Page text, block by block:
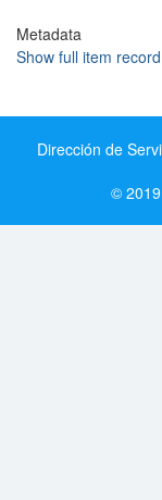
Metadata
Show full item record
Dirección de
©